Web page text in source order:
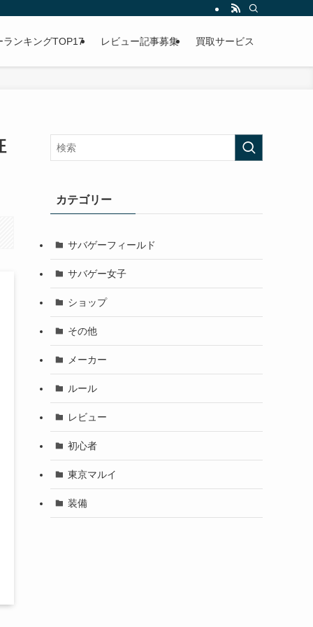
ランキングTOP17 レビュー記事募集 買取サービス
カテゴリー
サバゲーフィールド
サバゲー女子
ショップ
その他
メーカー
ルール
レビュー
初心者
東京マルイ
装備